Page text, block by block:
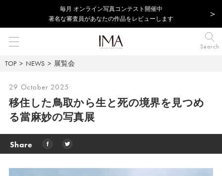
毎⽉ オンライン写真コンテスト開催中
著名な審査員があなたの作品をレビューします
Search
TOP NEWS 展覧会
29 October 2025
移住した鳥取から生と死の境界を見つめ
る當麻妙の写真展
Share